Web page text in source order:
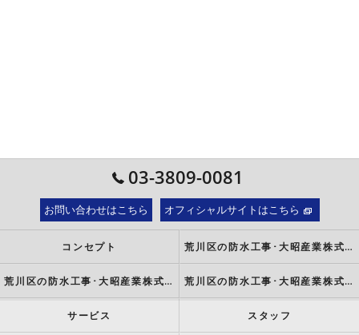
03-3809-0081
お問い合わせはこちら オフィシャルサイトはこちら
コンセプト 荒川区の防水工事･大昭産業株式会社の口コミ情報
荒川区の防水工事･大昭産業株式会社の評判 荒川区の防水工事･大昭産業株式会社のお客様の声
サービス スタッフ